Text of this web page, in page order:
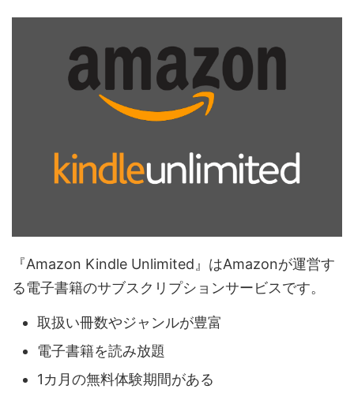
『Amazon Kindle Unlimited』はAmazonが運営す
る電子書籍のサブスクリプションサービスです。
取扱い冊数やジャンルが豊富
電子書籍を読み放題
1カ月の無料体験期間がある